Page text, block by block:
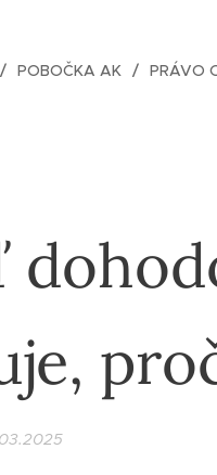
POBOČKA AK PRÁVO